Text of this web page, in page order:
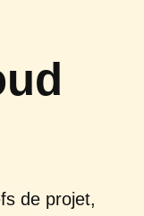
de projet,